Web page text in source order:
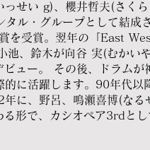
せい g)、櫻井哲夫(さく
ル・グループとして結成
を受賞。翌年の「East
池、鈴木が向谷 実(むかい
ュー。 その後、ドラム
に活躍します。90年代以
に、野呂、鳴瀬喜博(な
形で、カシオペア3rdと